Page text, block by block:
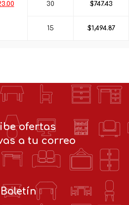
30 $747.43
15 $1,494.87
ofertas
a tu correo
Boletín